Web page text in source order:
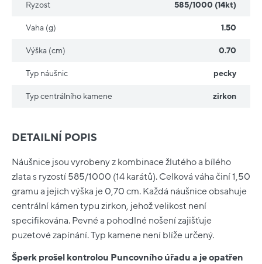
DETAILNÍ POPIS
Náušnice jsou vyrobeny z kombinace žlutého a bílého
zlata s ryzostí 585/1000 (14 karátů). Celková váha činí 1,50
gramu a jejich výška je 0,70 cm. Každá náušnice obsahuje
centrální kámen typu zirkon, jehož velikost není
specifikována. Pevné a pohodlné nošení zajišťuje
puzetové zapínání. Typ kamene není blíže určený.
Šperk prošel kontrolou Puncovního úřadu a je opatřen
Ryzost 585/1000 (14kt)
Vaha (g) 1.50
Výška (cm) 0.70
Typ náušnic pecky
Typ centrálního kamene zirkon